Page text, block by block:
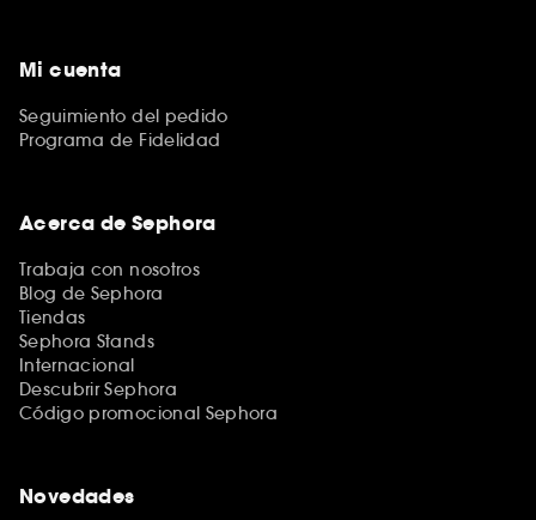
Mi cuenta
Seguimiento del pedido
Programa de Fidelidad
Acerca de Sephora
Trabaja con nosotros
Blog de Sephora
Tiendas
Sephora Stands
Internacional
Descubrir Sephora
Código promocional Sephora
Novedades